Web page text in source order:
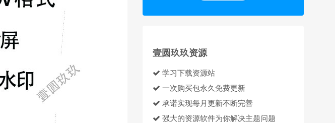
壹圆玖玖资源
学习下载资源站
一次购买包永久免费更新
承诺实现每月更新不断完善
强大的资源软件为你解决主题问题